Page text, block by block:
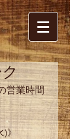
営業時間
)》